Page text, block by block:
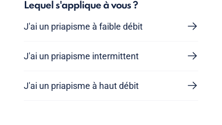
Lequel s'applique à vous ?
J'ai un priapisme à faible débit
J'ai un priapisme intermittent
J'ai un priapisme à haut débit